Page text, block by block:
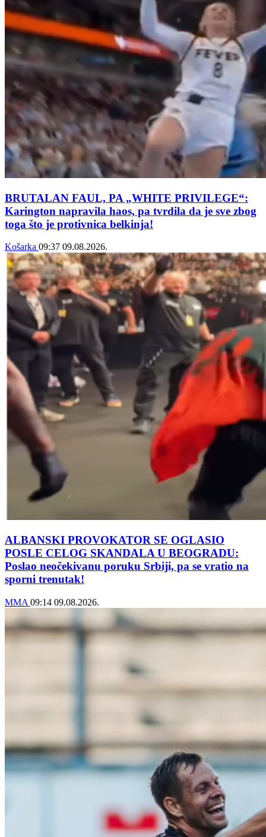
BRUTALAN FAUL, PA „WHITE PRIVILEGE“:
Karington napravila haos, pa tvrdila da je sve zbog
toga što je protivnica belkinja!
Košarka 09:37 09.08.2026.
ALBANSKI PROVOKATOR SE OGLASIO
POSLE CELOG SKANDALA U BEOGRADU:
Poslao neočekivanu poruku Srbiji, pa se vratio na
sporni trenutak!
MMA 09:14 09.08.2026.